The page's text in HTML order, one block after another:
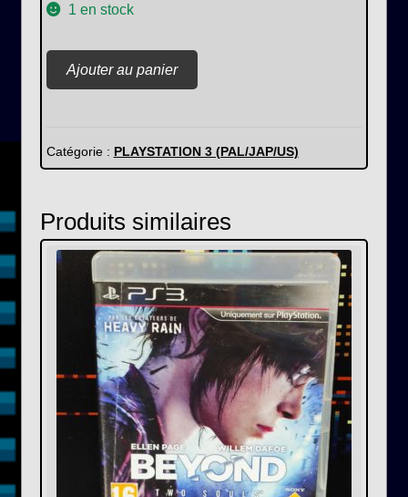
1 en stock
de
IV
Ajouter au panier
Catégorie : PLAYSTATION 3 (PAL/JAP/US)
Produits similaires